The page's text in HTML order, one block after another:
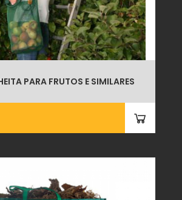
PARA FRUTOS E SIMILARES